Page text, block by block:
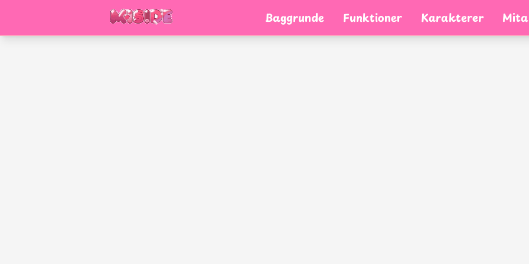
PlayMiside.com Baggrunde Funktioner Karakterer Mita